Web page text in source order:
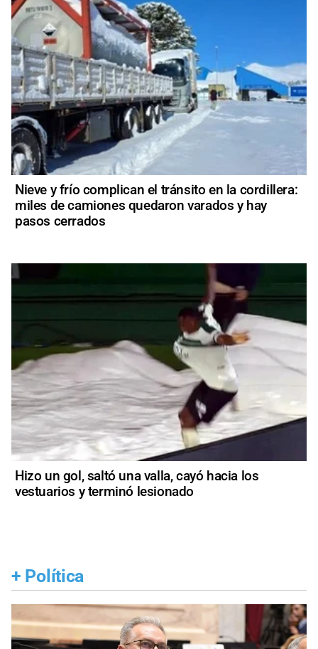
Nieve y frío complican el tránsito en la cordillera:
miles de camiones quedaron varados y hay
pasos cerrados
Hizo un gol, saltó una valla, cayó hacia los
vestuarios y terminó lesionado
+ Política